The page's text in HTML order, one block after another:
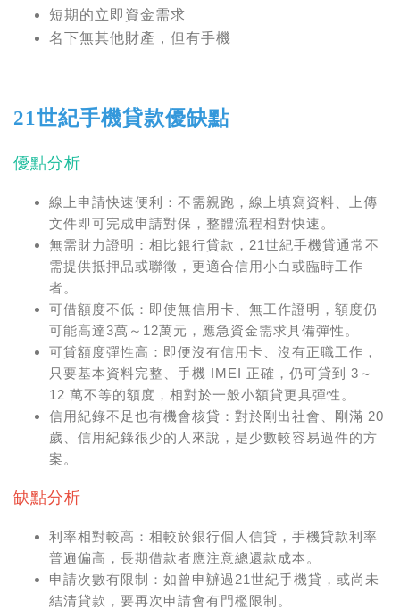
短期的立即資金需求
名下無其他財產，但有手機
21世紀手機貸款優缺點
優點分析
線上申請快速便利：不需親跑，線上填寫資料、上傳
文件即可完成申請對保，整體流程相對快速。
無需財力證明：相比銀行貸款，21世紀手機貸通常不
需提供抵押品或聯徵，更適合信用小白或臨時工作
者。
可借額度不低：即使無信用卡、無工作證明，額度仍
可能高達3萬～12萬元，應急資金需求具備彈性。
可貸額度彈性高：即便沒有信用卡、沒有正職工作，
只要基本資料完整、手機 IMEI 正確，仍可貸到 3～
12 萬不等的額度，相對於一般小額貸更具彈性。
信用紀錄不足也有機會核貸：對於剛出社會、剛滿 20
歲、信用紀錄很少的人來說，是少數較容易過件的方
案。
缺點分析
利率相對較高：相較於銀行個人信貸，手機貸款利率
普遍偏高，長期借款者應注意總還款成本。
申請次數有限制：如曾申辦過21世紀手機貸，或尚未
結清貸款，要再次申請會有門檻限制。